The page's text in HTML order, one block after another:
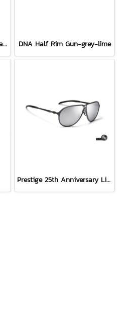
Synform Matte Black / ImpactX Photochromic 2 Black + Transparent + ImpactX 2 Black Combo Set DNA Half Rim Gun-grey-lime
Prestige 25th Anniversary Limited Edition Gun / Laser Black